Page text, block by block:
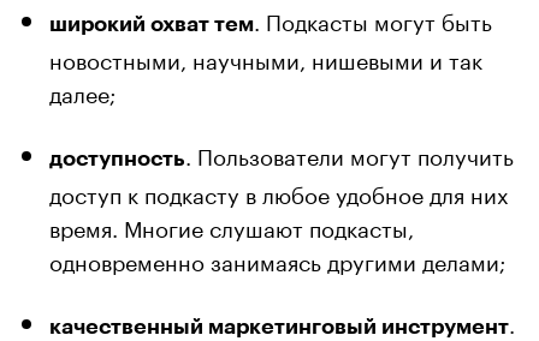
широкий охват тем
. Подкасты могут быть
новостными, научными, нишевыми и так
далее;
доступность
. Пользователи могут получить
доступ к подкасту в любое удобное для них
время. Многие слушают подкасты,
одновременно занимаясь другими делами;
качественный маркетинговый инструмент